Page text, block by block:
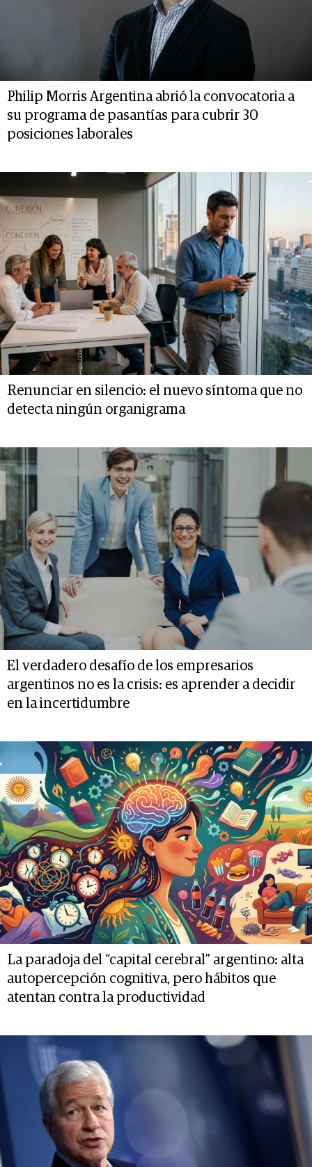
Philip Morris Argentina abrió la convocatoria a
su programa de pasantías para cubrir 30
posiciones laborales
Renunciar en silencio: el nuevo síntoma que no
detecta ningún organigrama
El verdadero desafío de los empresarios
argentinos no es la crisis: es aprender a decidir
en la incertidumbre
La paradoja del “capital cerebral” argentino: alta
autopercepción cognitiva, pero hábitos que
atentan contra la productividad